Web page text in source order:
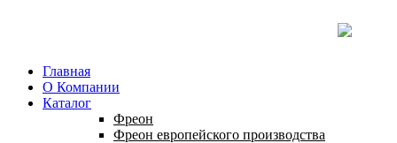
Главная
О Компании
Каталог
Фреон
Фреон европейского производства